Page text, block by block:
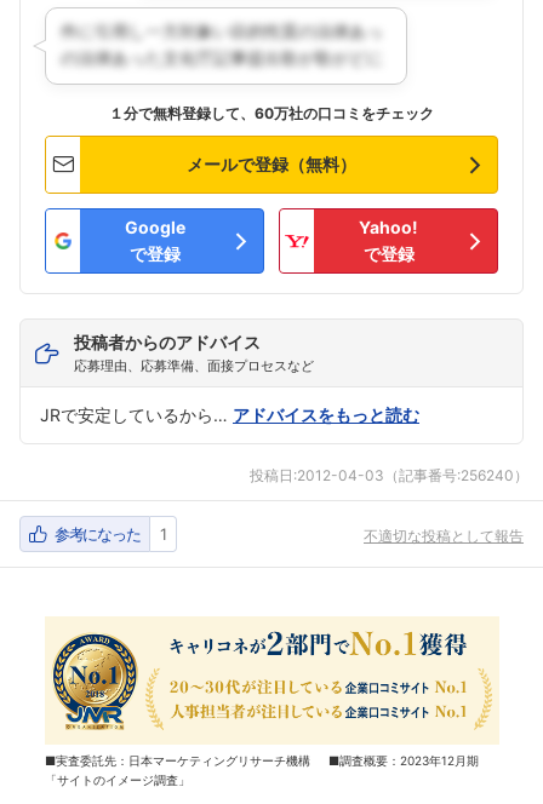
１分で無料登録して、60万社の口コミをチェック
メールで登録（無料）
Google
で登録
Yahoo!
で登録
投稿者からのアドバイス
応募理由、応募準備、面接プロセスなど
JRで安定しているから… アドバイスをもっと読む
投稿日:2012-04-03 （記事番号:256240）
参考になった 1 不適切な投稿として報告
■実査委託先：日本マーケティングリサーチ機構 ■調査概要：2023年12月期
「サイトのイメージ調査」